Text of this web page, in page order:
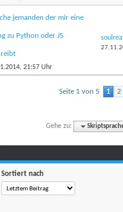
jemanden der mir eine
zu Python oder JS
21:57 Uhr
Seite 1 von 5 1 2
Gehe zu:
Sortiert nach